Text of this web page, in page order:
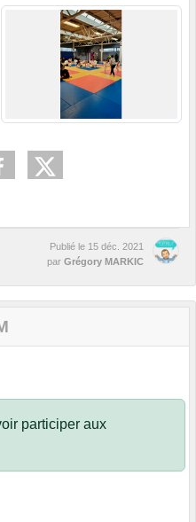
Publié le 15 déc. 2021
par Grégory MARKIC
participer aux